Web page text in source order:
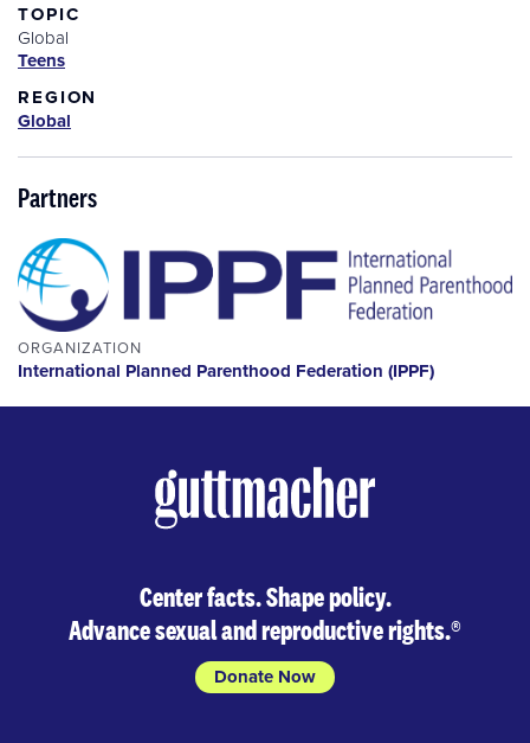
TOPIC
Global
Teens
REGION
Global
Partners
ORGANIZATION
International Planned Parenthood Federation (IPPF)
Center facts. Shape policy.
Advance sexual and reproductive rights.®
Donate Now